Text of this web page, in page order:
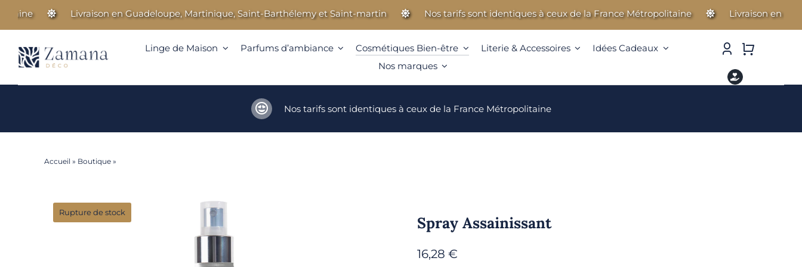
Livraison en Guadeloupe, Martinique, Saint-Barthélemy et Saint-martin Nos tarifs sont identiques à ceux de la France Métropolitaine Livraison en
Linge de Maison Parfums d’ambiance Cosmétiques Bien-être Literie & Accessoires
Idées Cadeaux
Nos marques
Nos tarifs sont identiques à ceux de la France Métropolitaine
Accueil » Boutique»
Rupture de stock
Spray Assainissant
16,28 €